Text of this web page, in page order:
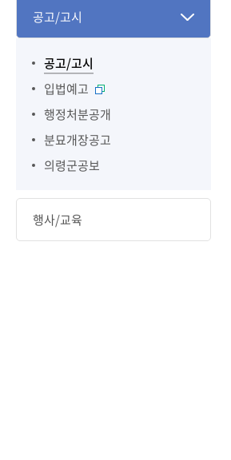
공고/고시
공고/고시
입법예고
행정처분공개
분묘개장공고
의령군공보
행사/교육